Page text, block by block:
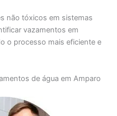
não tóxicos em sistemas
vazamentos em
o processo mais eficiente e
de água em Amparo